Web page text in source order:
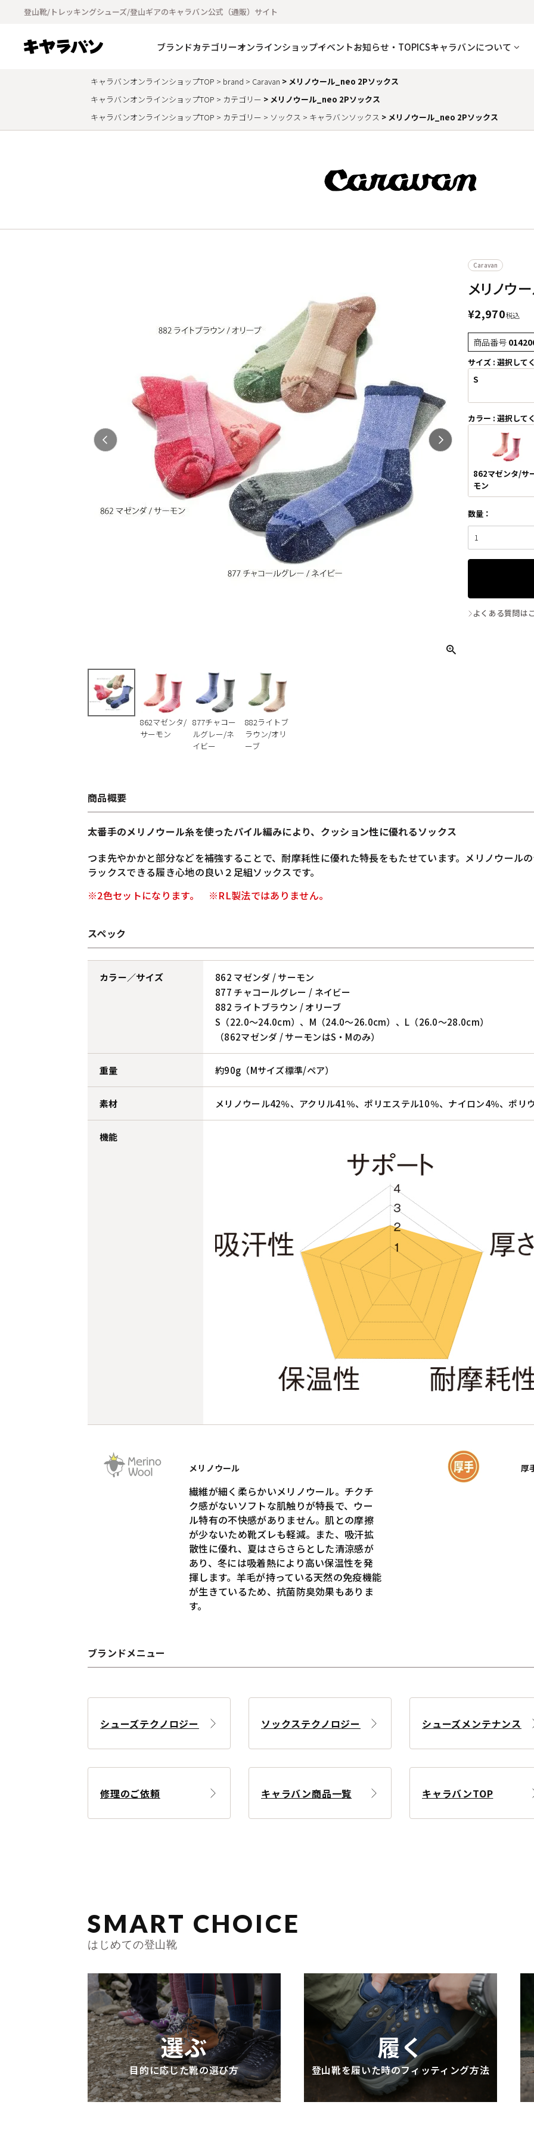
登山靴/トレッキングシューズ/登山ギアのキャラバン公式（通販）サイト
ブランドカテゴリーオンラインショップイベントお知らせ・TOPICSキャラバンについて
キャラバンオンラインショップTOP brand Caravan
メリノウール_neo 2Pソックス
キャラバンオンラインショップTOP
カテゴリー
メリノウール_neo 2Pソックス
キャラバンオンラインショップTOP
カテゴリー ソックス キャラバンソックス メリノウール_neo 2Pソックス
862マゼンタ/
サーモン
877チャコー
ルグレー/ネ
イビー
882ライトブ
ラウン/オリ
ーブ
Caravan
メリノウ
¥2,970税込
商品番号
サイズ 選択して
S
カラー 選択して
862マゼンタ/サ
モン
よくある質問は
商品概要
太番手のメリノウール糸を使ったパイル編みにより、クッション性に優れるソックス
つま先やかかと部分などを補強することで、耐摩耗性に優れた特長をもたせています。メリノウール
ラックスできる履き心地の良い２足組ソックスです。
※2色セットになります。 ※RL製法ではありません。
スペック
カラー／サイズ
862 マゼンダ / サーモン
877 チャコールグレー / ネイビー
882 ライトブラウン / オリーブ
S（22.0～24.0cm）、M（24.0～26.0cm）、L（26.0～28.0cm）
（862マゼンダ / サーモンはS・Mのみ）
重量 約90g（Mサイズ標準/ペア）
素材 メリノウール42％、アクリル41％、ポリエステル10％、ナイロン4％、ポリ
機能
メリノウール
繊維が細く柔らかいメリノウール。チクチ
ク感がないソフトな肌触りが特長で、ウー
ル特有の不快感がありません。肌との摩擦
が少ないため靴ズレも軽減。また、吸汗拡
散性に優れ、夏はさらさらとした清涼感が
あり、冬には吸着熱により高い保温性を発
揮します。羊毛が持っている天然の免疫機能
が生きているため、抗菌防臭効果もありま
す。
厚
ブランドメニュー
シューズテクノロジー ソックステクノロジー シューズメンテナンス
修理のご依頼 キャラバン商品一覧 キャラバンTOP
SMART CHOICE
はじめての登山靴
選ぶ
目的に応じた靴の選び方
履く
登山靴を履いた時のフィッティング方法